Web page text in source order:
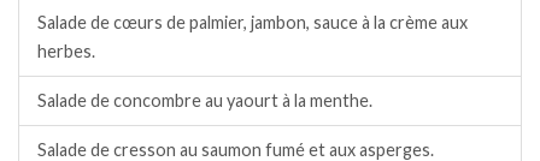
Salade de cœurs de palmier, jambon, sauce à la crème aux
herbes.
Salade de concombre au yaourt à la menthe.
Salade de cresson au saumon fumé et aux asperges.